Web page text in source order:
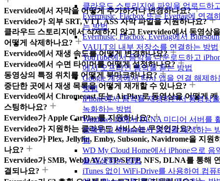
클라우드 스토리지에 파일을 업로드하
Evermusic, Flacbox 또는 Evertag에 연결
는 방법
Evermusic, Flacbox, Evertag에서
VAULT의 내부 저장소를 연결하는 방법
YouTube에서 음악을 다운로드하고
에서 오프라인 음악을 듣는 방법
Google 계정에서 타사 앱을 연결 해제하
방법
iPhone에서 음악을 재생하면서 동영상을
녹화하는 방법
Windows 10에서 DLNA 미디어 서버를
성화하고 iPhone에서 음악을 재생하는
법
WD My Cloud Home에서 iPhone으로 음
을 재생하는 방법
iTunes 없이 WiFi-Drive를 사용하여 컴퓨
Evervideo에서 자막을 어떻게 추가하거나 변경하나요?
Evervideo가 외부 SRT, VTT, ASS 자막 파일을 지원하나요?
클라우드 스토리지에서 삭제하지 않고 Evervideo에서 동영상을
어떻게 삭제하나요?
Evervideo에서 재생 속도를 어떻게 변경하나요?
Evervideo에서 수면 타이머를 어떻게 설정하나요?
동영상의 특정 위치를 어떻게 북마크하나요?
중단한 곳에서 재생 목록을 어떻게 재개할 수 있나요?
Evervideo에서 Chromecast 또는 AirPlay로 동영상을 어떻게 캐
스팅하나요?
Evervideo가 Apple CarPlay를 지원하나요?
Evervideo가 지원하는 클라우드 서비스는 무엇인가요?
Evervideo가 Plex, Jellyfin, Emby, Subsonic, Navidrome을 지원
나요?
Evervideo가 SMB, WebDAV, FTP/SFTP, NFS, DLNA를 통해
결되나요?